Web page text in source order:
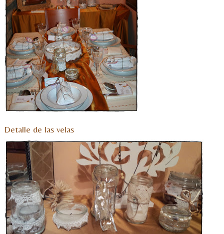
Detalle de las velas